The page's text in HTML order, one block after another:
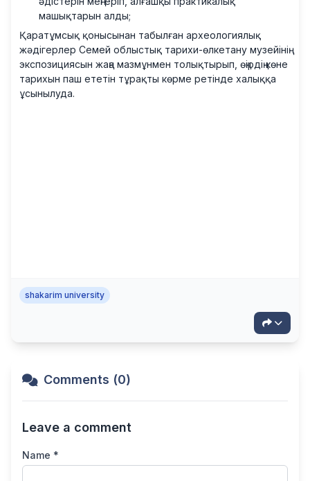
машықтарын алды;
Қаратұмсық қонысынан табылған археологиялық
жәдігерлер Семей облыстық тарихи-өлкетану музейінің
экспозициясын жаңа мазмұнмен толықтырып, өңірдің көне
тарихын паш ететін тұрақты көрме ретінде халыққа
ұсынылуда.
shakarim university
Comments (0)
Leave a comment
Name *